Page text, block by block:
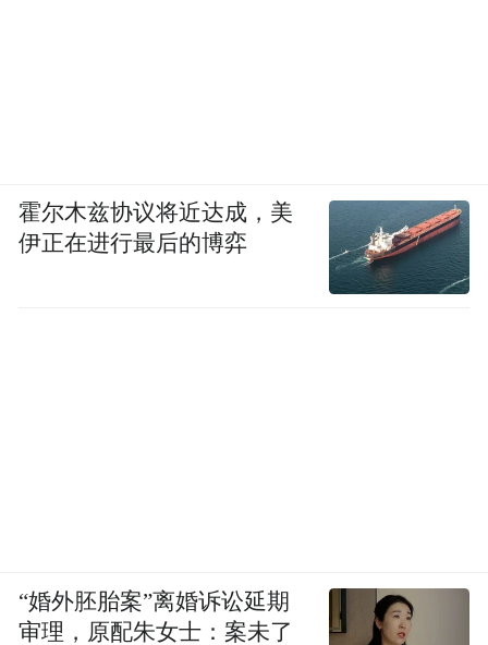
霍尔木兹协议将近达成，美
伊正在进行最后的博弈
“婚外胚胎案”离婚诉讼延期
审理，原配朱女士：案未了